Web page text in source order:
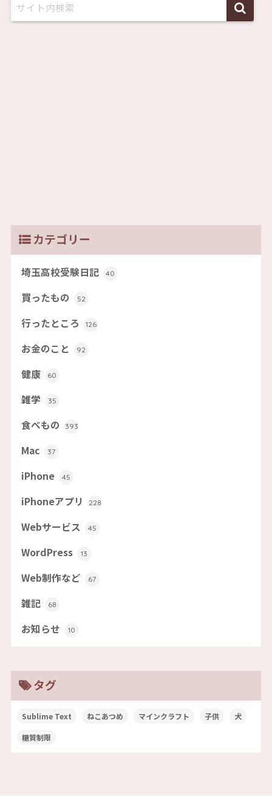
カテゴリー
埼玉高校受験日記 40
買ったもの 52
行ったところ 126
お金のこと 92
健康 60
雑学 35
食べもの 393
Mac 37
iPhone 45
iPhoneアプリ 228
Webサービス 45
WordPress 13
Web制作など 67
雑記 68
お知らせ 10
タグ
Sublime Text ねこあつめ マインクラフト 子供 犬
糖質制限